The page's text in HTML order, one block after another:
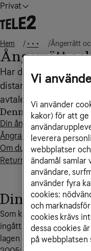
Privat
Hem • • • Ångerrätt
Ångerrätt
Har du som
distans eller utanför
avtalet inom 14 dagar.
Din ångerrätt
Som konsument har du
ingått med Tele2 på
lagen om distansavtal
Denna artikel
Din ångerrätt som kund
Ångra ditt köp hos Tele2
Om du ångrar dig gäller
Returnera utrustningen
Vi
Vi använder
kakor) för att
leverera
webbplatser
ändamål
användare,
använder fyra
cookies:
och
cookies krävs
dessa cookies
på webbplatsen